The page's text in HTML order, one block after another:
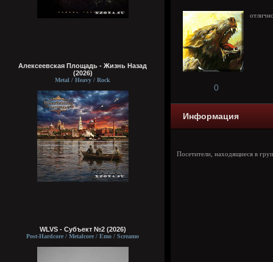
Алексеевская Площадь - Жизнь Назад
(2026)
Metal / Heavy / Rock
WLVS - Субъект №2 (2026)
Post-Hardcore / Metalcore / Emo / Screamo
0
Информация
Посетители, находящиеся в